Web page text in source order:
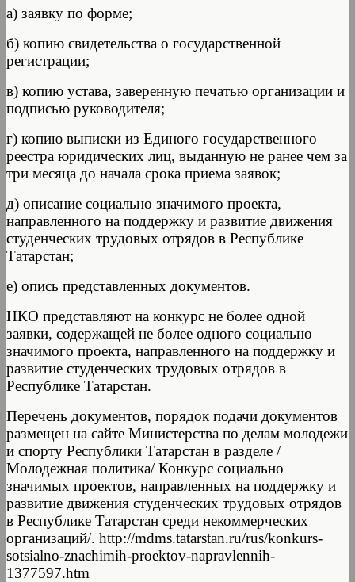
а) заявку по форме;
б) копию свидетельства о государственной
регистрации;
в) копию устава, заверенную печатью организации и
подписью руководите­ля;
г) копию выписки из Единого государственного
реестра юридических лиц, выданную не ранее чем за
три месяца до начала срока приема заявок;
д) описание социально значимого проекта,
направленного на поддержку и развитие движения
студенческих трудовых отрядов в Республике
Татарстан;
е) опись представленных документов.
НКО представляют на конкурс не более одной
заявки, содержащей не более одного социально
значимого проекта, направленного на поддержку и
разви­тие студенческих трудовых отрядов в
Республике Татарстан.
Перечень документов, порядок подачи документов
размещен на сайте Министерства по делам молодежи
и спорту Республики Татарстан в разделе /
Молодежная политика/ Конкурс социально
значимых проектов, направленных на поддержку и
развитие движения студенческих трудовых отрядов
в Республике Татарстан среди некоммерческих
организаций/. http://mdms.tatarstan.ru/rus/konkurs-
sotsialno-znachimih-proektov-napravlennih-
1377597.htm